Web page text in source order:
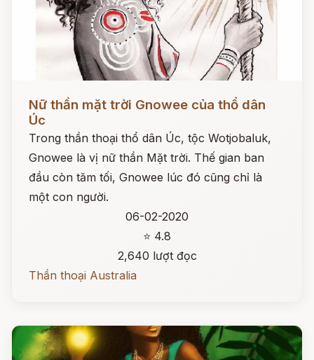
Nữ thần mặt trời Gnowee của thổ dân
Úc
Trong thần thoại thổ dân Úc, tộc Wotjobaluk,
Gnowee là vị nữ thần Mặt trời. Thế gian ban
đầu còn tăm tối, Gnowee lúc đó cũng chỉ là
một con người.
06-02-2020
⭐ 4.8
2,640 lượt đọc
Thần thoại Australia